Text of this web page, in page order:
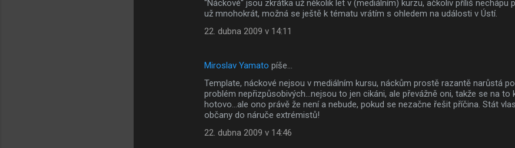
"Náckové" jsou zkrátka už několik let v (mediálním) kurzu, ačkoliv příliš nechápu
už mnohokrát, možná se ještě k tématu vrátím s ohledem na události v Ústí.
22. dubna 2009 v 14:11
Miroslav Yamato píše…
Template, náckové nejsou v mediálním kursu, náckům prostě razantě narůstá
problém nepřizpůsobivých...nejsou to jen cikáni, ale převážně oni, takže se na
hotovo...ale ono právě že není a nebude, pokud se nezačne řešit příčina. Stát
občany do náruče extrémistů!
22. dubna 2009 v 14:46